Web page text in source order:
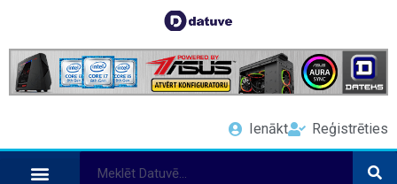
Ienākt Reģistrēties